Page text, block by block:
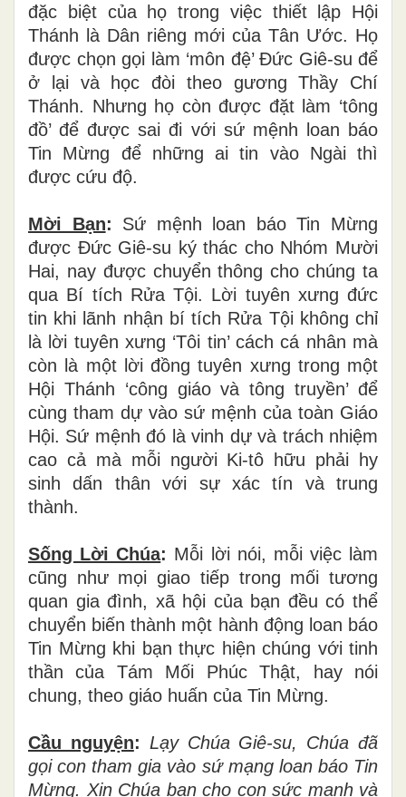
đặc biệt của họ trong việc thiết lập Hội
Thánh là Dân riêng mới của Tân Ước. Họ
được chọn gọi làm ‘môn đệ’ Đức Giê-su để
ở lại và học đòi theo gương Thầy Chí
Thánh. Nhưng họ còn được đặt làm ‘tông
đồ’ để được sai đi với sứ mệnh loan báo
Tin Mừng để những ai tin vào Ngài thì
được cứu độ.
Mời Bạn: Sứ mệnh loan báo Tin Mừng
được Đức Giê-su ký thác cho Nhóm Mười
Hai, nay được chuyển thông cho chúng ta
qua Bí tích Rửa Tội. Lời tuyên xưng đức
tin khi lãnh nhận bí tích Rửa Tội không chỉ
là lời tuyên xưng ‘Tôi tin’ cách cá nhân mà
còn là một lời đồng tuyên xưng trong một
Hội Thánh ‘công giáo và tông truyền’ để
cùng tham dự vào sứ mệnh của toàn Giáo
Hội. Sứ mệnh đó là vinh dự và trách nhiệm
cao cả mà mỗi người Ki-tô hữu phải hy
sinh dấn thân với sự xác tín và trung
thành.
Sống Lời Chúa: Mỗi lời nói, mỗi việc làm
cũng như mọi giao tiếp trong mối tương
quan gia đình, xã hội của bạn đều có thể
chuyển biến thành một hành động loan báo
Tin Mừng khi bạn thực hiện chúng với tinh
thần của Tám Mối Phúc Thật, hay nói
chung, theo giáo huấn của Tin Mừng.
Cầu nguyện: Lạy Chúa Giê-su, Chúa đã
gọi con tham gia vào sứ mạng loan báo Tin
Mừng. Xin Chúa ban cho con sức mạnh và